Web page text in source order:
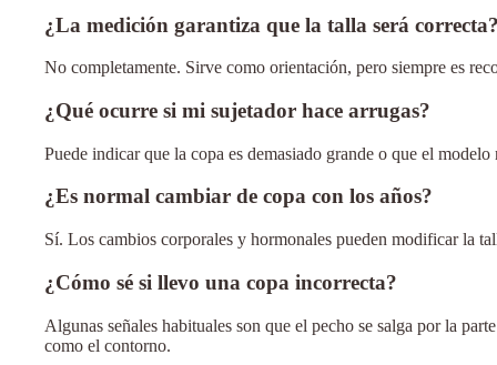
¿La medición garantiza que la talla será
No completamente. Sirve como orientación, pero siempre es
¿Qué ocurre si mi sujetador hace arrugas?
Puede indicar que la copa es demasiado grande o que el
¿Es normal cambiar de copa con los años?
Sí. Los cambios corporales y hormonales pueden modificar la
¿Cómo sé si llevo una copa incorrecta?
Algunas señales habituales son que el pecho se salga por la
como el contorno.